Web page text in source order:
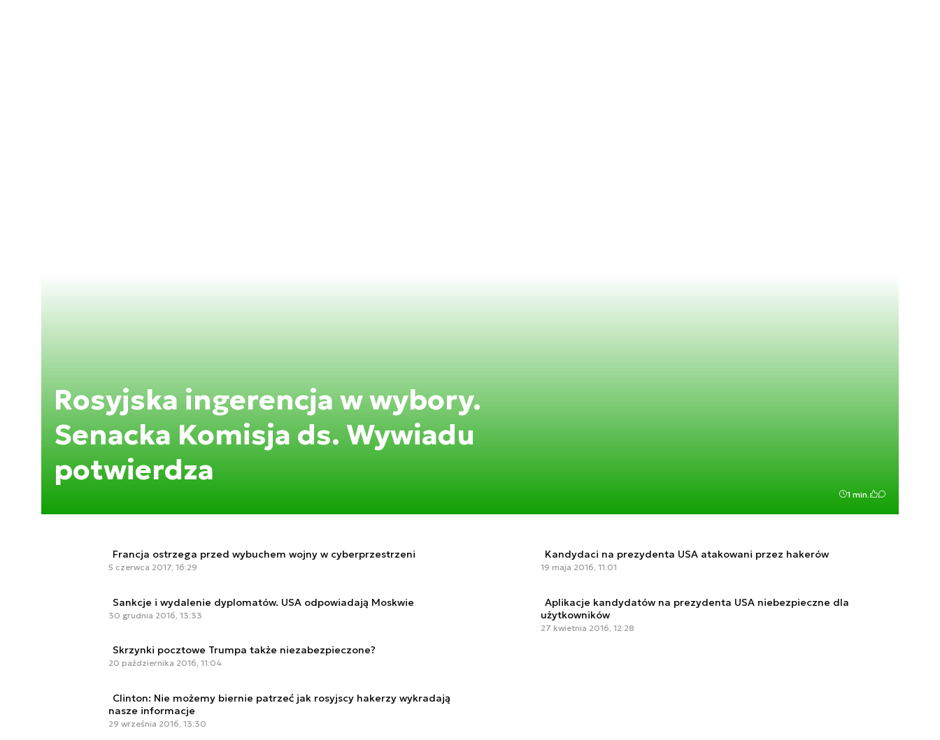
Rosyjska ingerencja w wybory.
Senacka Komisja ds. Wywiadu
potwierdza
1 min.
Francja ostrzega przed wybuchem wojny w cyberprzestrzeni
5 czerwca 2017, 16:29
Sankcje i wydalenie dyplomatów. USA odpowiadają Moskwie
30 grudnia 2016, 13:33
Skrzynki pocztowe Trumpa także niezabezpieczone?
20 października 2016, 11:04
Clinton: Nie możemy biernie patrzeć jak rosyjscy hakerzy wykradają
nasze informacje
29 września 2016, 13:30
Kandydaci na prezydenta USA atakowani przez hakerów
19 maja 2016, 11:01
Aplikacje kandydatów na prezydenta USA niebezpieczne dla
użytkowników
27 kwietnia 2016, 12:28